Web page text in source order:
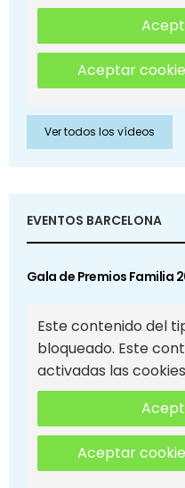
Aceptar
Ver todos los vídeos
EVENTOS BARCELONA
Gala de Premios Familia
Este contenido del
bloqueado. Este
activadas las
Aceptar